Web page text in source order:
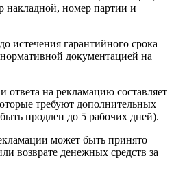
накладной, номер партии и
истечения гарантийного срока
документацией на
на рекламацию составляет
требуют дополнительных
продлен до 5 рабочих дней).
может быть принято
возврате денежных средств за